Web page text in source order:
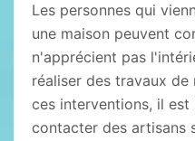
Les personnes qui
une maison peuvent
n'apprécient pas
réaliser des travaux
ces interventions, il
contacter des artisans